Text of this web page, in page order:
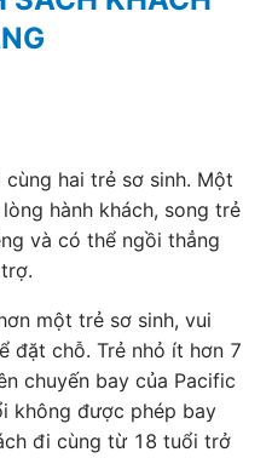
hai trẻ sơ sinh. Một
hành khách, song trẻ
và có thể ngồi thẳng
một trẻ sơ sinh, vui
đặt chỗ. Trẻ nhỏ ít hơn 7
chuyến bay của Pacific
không được phép bay
đi cùng từ 18 tuổi trở